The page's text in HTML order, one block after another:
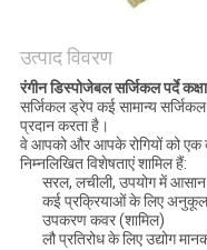
उत्पाद विवरण
रंगीन डिस्पोजेबल सर्जिकल पर्दे
सर्जिकल ड्रेप कई सामान्य
प्रदान करता है।
वे आपको और आपके रोगियों को एक
निम्नलिखित विशेषताएं शामिल हैं:
सरल, लचीली, उपयोग में
कई प्रक्रियाओं के लिए अनुकूल
उपकरण कवर (शामिल)
लौ प्रतिरोध के लिए उद्योग